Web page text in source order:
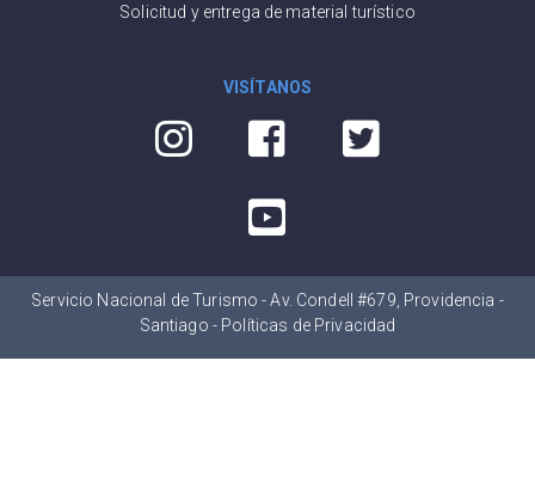
Solicitud y entrega de material turístico
VISÍTANOS
Servicio Nacional de Turismo - Av. Condell #679, Providencia -
Santiago - Políticas de Privacidad